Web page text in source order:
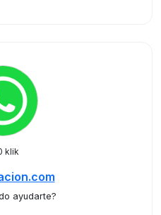
klik
ayudarte?